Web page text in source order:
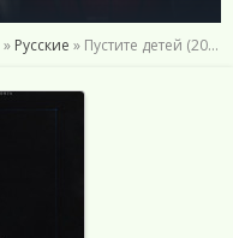
» Русские » Пустите детей (2017)